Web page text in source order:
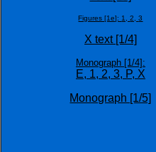
Figures [1e]: 1,2,3
X text [1/4]
Monograph [1/4]:
E, 1, 2, 3, P, X
Monograph [1/5]